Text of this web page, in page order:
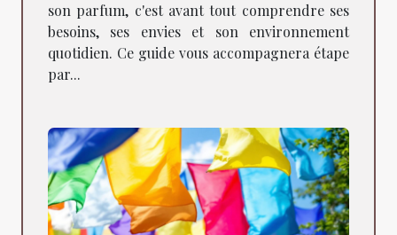
son parfum, c'est avant tout comprendre ses
besoins, ses envies et son environnement
quotidien. Ce guide vous accompagnera étape
par...